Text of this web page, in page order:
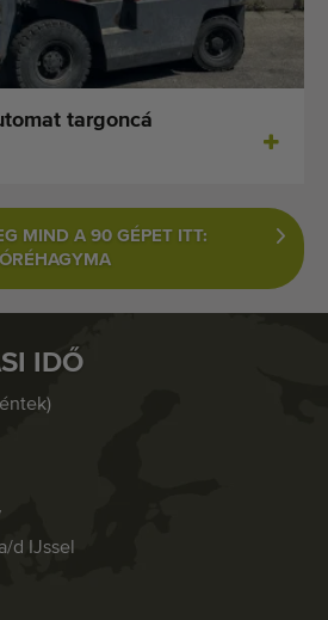
targoncá
MIND A 90 GÉPET ITT:
IDŐ
d IJssel